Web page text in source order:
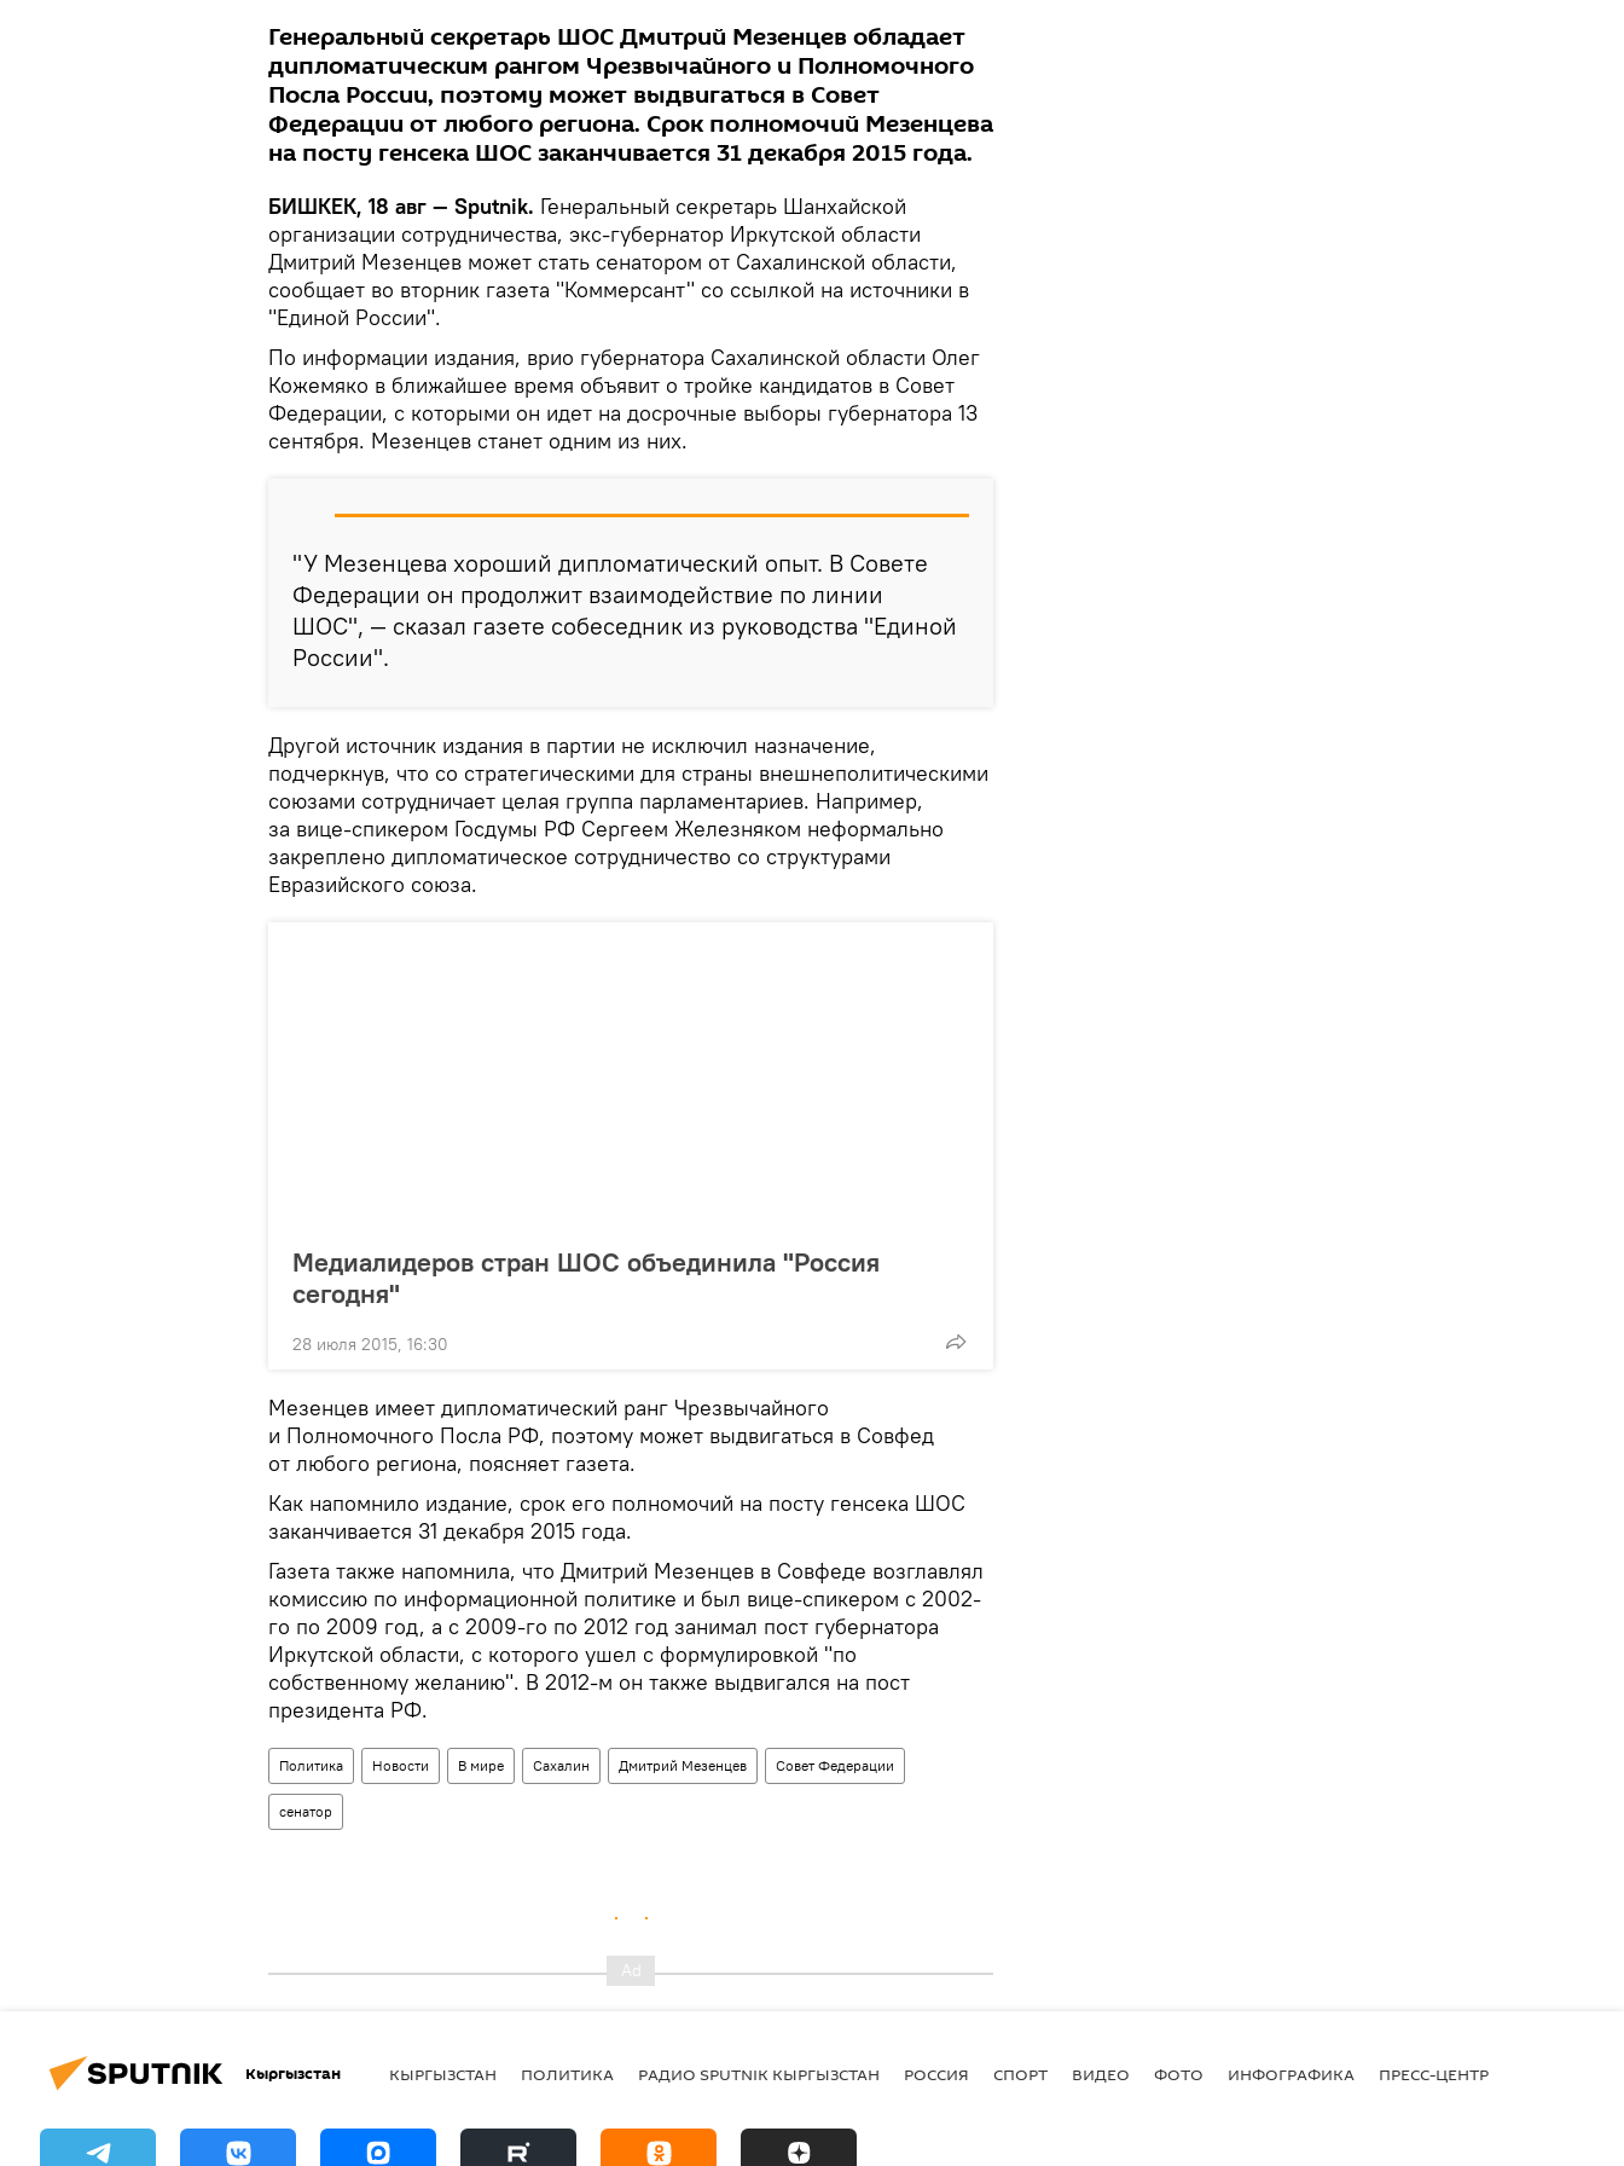
Генеральный секретарь ШОС Дмитрий Мезенцев обладает
дипломатическим рангом Чрезвычайного и Полномочного
Посла России, поэтому может выдвигаться в Совет
Федерации от любого региона. Срок полномочий Мезенцева
на посту генсека ШОС заканчивается 31 декабря 2015 года.
БИШКЕК, 18 авг — Sputnik. Генеральный секретарь Шанхайской
организации сотрудничества, экс-губернатор Иркутской области
Дмитрий Мезенцев может стать сенатором от Сахалинской области,
сообщает во вторник газета "Коммерсант" со ссылкой на источники в
"Единой России".
По информации издания, врио губернатора Сахалинской области Олег
Кожемяко в ближайшее время объявит о тройке кандидатов в Совет
Федерации, с которыми он идет на досрочные выборы губернатора 13
сентября. Мезенцев станет одним из них.
"У Мезенцева хороший дипломатический опыт. В Совете
Федерации он продолжит взаимодействие по линии
ШОС", — сказал газете собеседник из руководства "Единой
России".
Другой источник издания в партии не исключил назначение,
подчеркнув, что со стратегическими для страны внешнеполитическими
союзами сотрудничает целая группа парламентариев. Например,
за вице-спикером Госдумы РФ Сергеем Железняком неформально
закреплено дипломатическое сотрудничество со структурами
Евразийского союза.
Медиалидеров стран ШОС объединила "Россия
сегодня"
28 июля 2015, 16:30
Мезенцев имеет дипломатический ранг Чрезвычайного
и Полномочного Посла РФ, поэтому может выдвигаться в Совфед
от любого региона, поясняет газета.
Как напомнило издание, срок его полномочий на посту генсека ШОС
заканчивается 31 декабря 2015 года.
Газета также напомнила, что Дмитрий Мезенцев в Совфеде возглавлял
комиссию по информационной политике и был вице-спикером с 2002-
го по 2009 год, а с 2009-го по 2012 год занимал пост губернатора
Иркутской области, с которого ушел с формулировкой "по
собственному желанию". В 2012-м он также выдвигался на пост
президента РФ.
Политика Новости В мире Сахалин Дмитрий Мезенцев Совет Федерации
сенатор
Кыргызстан КЫРГЫЗСТАН ПОЛИТИКА РАДИО SPUTNIK КЫРГЫЗСТАН РОССИЯ СПОРТ ВИДЕО ФОТО ИНФОГРАФИКА ПРЕСС-ЦЕНТР